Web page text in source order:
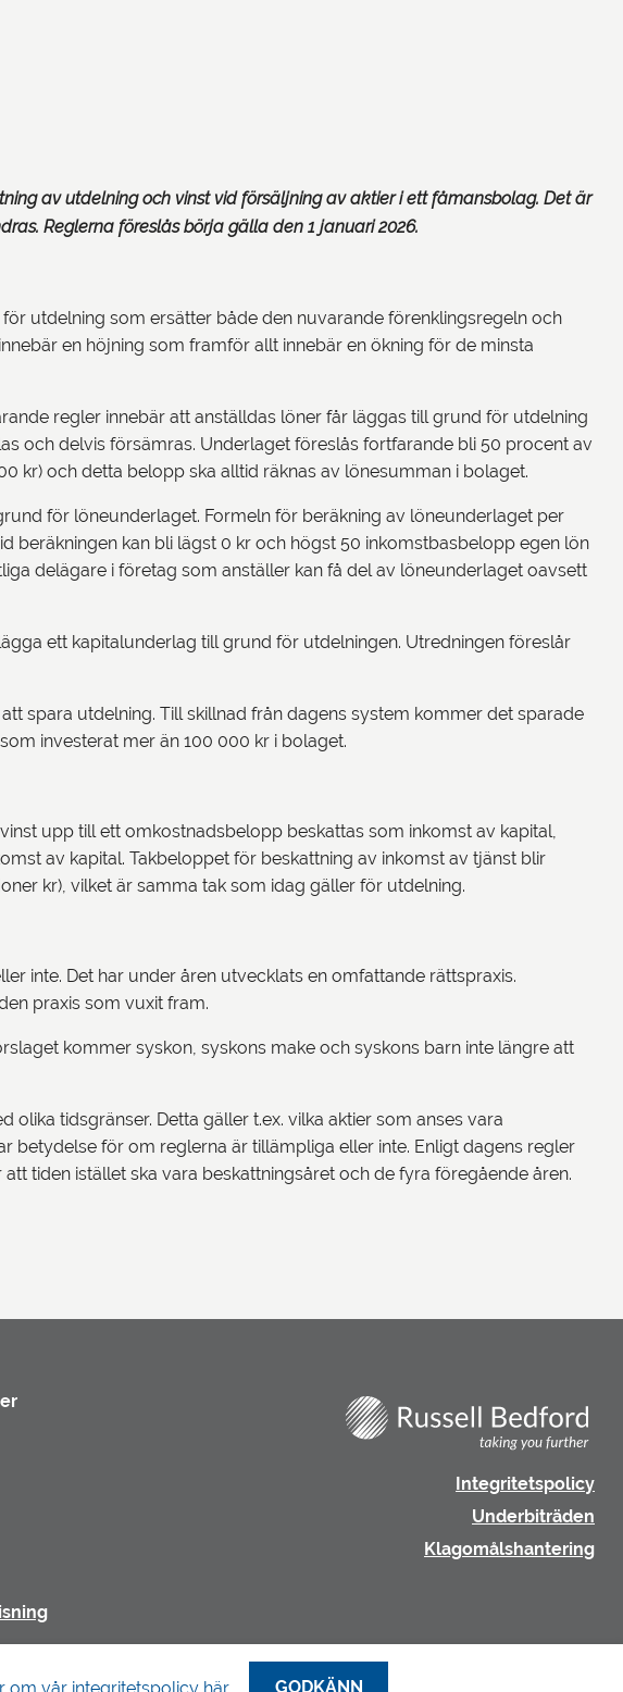
av utdelning och vinst vid försäljning av aktier i ett fåmansbolag. Det är
Reglerna föreslås börja gälla den 1 januari 2026.
utdelning som ersätter både den nuvarande förenklingsregeln och
en höjning som framför allt innebär en ökning för de minsta
regler innebär att anställdas löner får läggas till grund för utdelning
och delvis försämras. Underlaget föreslås fortfarande bli 50 procent av
kr) och detta belopp ska alltid räknas av lönesumman i bolaget.
för löneunderlaget. Formeln för beräkning av löneunderlaget per
kan bli lägst 0 kr och högst 50 inkomstbasbelopp egen lön
delägare i företag som anställer kan få del av löneunderlaget oavsett
ett kapitalunderlag till grund för utdelningen. Utredningen föreslår
spara utdelning. Till skillnad från dagens system kommer det sparade
investerat mer än 100 000 kr i bolaget.
upp till ett omkostnadsbelopp beskattas som inkomst av kapital,
av kapital. Takbeloppet för beskattning av inkomst av tjänst blir
kr), vilket är samma tak som idag gäller för utdelning.
inte. Det har under åren utvecklats en omfattande rättspraxis.
praxis som vuxit fram.
kommer syskon, syskons make och syskons barn inte längre att
tidsgränser. Detta gäller t.ex. vilka aktier som anses vara
betydelse för om reglerna är tillämpliga eller inte. Enligt dagens regler
tiden istället ska vara beskattningsåret och de fyra föregående åren.
Integritetspolicy
Underbiträden
Klagomålshantering
om vår integritetspolicy här. GODKÄNN